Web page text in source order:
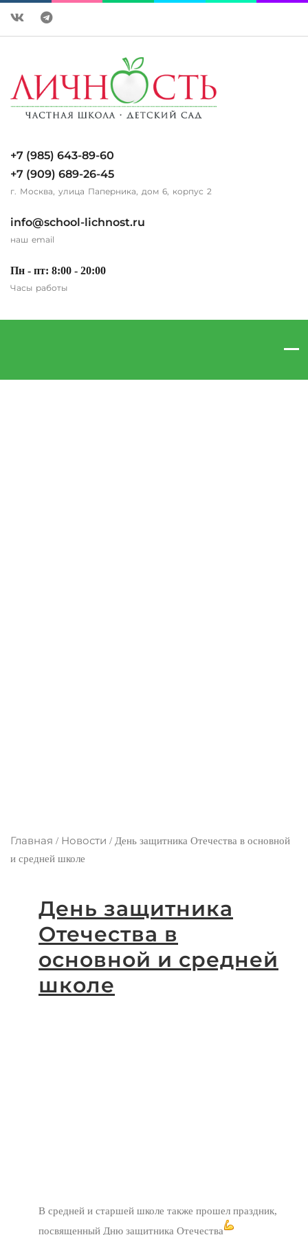
+7 (985) 643-89-60
+7 (909) 689-26-45
г. Москва, улица Паперника, дом 6, корпус 2
info@school-lichnost.ru
наш email
Пн - пт: 8:00 - 20:00
Часы работы
Главная / Новости / День защитника Отечества в основной
и средней школе
День защитника
Отечества в
основной и средней
школе
В средней и старшей школе также прошел праздник,
посвященный Дню защитника Отечества